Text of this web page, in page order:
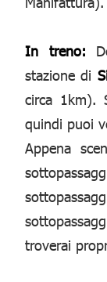
In treno:
stazione di
circa 1km).
quindi puoi
Appena
troverai